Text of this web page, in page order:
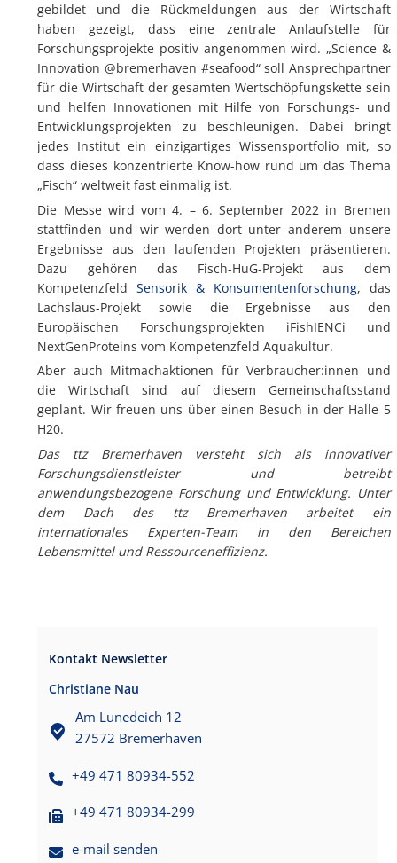
gebildet und die Rückmeldungen aus der Wirtschaft
haben gezeigt, dass eine zentrale Anlaufstelle für
Forschungsprojekte positiv angenommen wird. „Science &
Innovation @bremerhaven #seafood“ soll Ansprechpartner
für die Wirtschaft der gesamten Wertschöpfungskette sein
und helfen Innovationen mit Hilfe von Forschungs- und
Entwicklungsprojekten zu beschleunigen. Dabei bringt
jedes Institut ein einzigartiges Wissensportfolio mit, so
dass dieses konzentrierte Know-how rund um das Thema
„Fisch“ weltweit fast einmalig ist.
Die Messe wird vom 4. – 6. September 2022 in Bremen
stattfinden und wir werden dort unter anderem unsere
Ergebnisse aus den laufenden Projekten präsentieren.
Dazu gehören das Fisch-HuG-Projekt aus dem
KompetenzfeldSensorik & Konsumentenforschung, das
Lachslaus-Projekt sowie die Ergebnisse aus den
Europäischen Forschungsprojekten iFishIENCi und
NextGenProteins vom Kompetenzfeld Aquakultur.
Aber auch Mitmachaktionen für Verbraucher:innen und
die Wirtschaft sind auf diesem Gemeinschaftsstand
geplant. Wir freuen uns über einen Besuch in der Halle 5
H20.
Das ttz Bremerhaven versteht sich als innovativer
Forschungsdienstleister und betreibt
anwendungsbezogene Forschung und Entwicklung. Unter
dem Dach des ttz Bremerhaven arbeitet ein
internationales Experten-Team in den Bereichen
Lebensmittel und Ressourceneffizienz.
Kontakt Newsletter
Christiane Nau
Am Lunedeich 12
27572 Bremerhaven
+49 471 80934-552
+49 471 80934-299
e-mail senden